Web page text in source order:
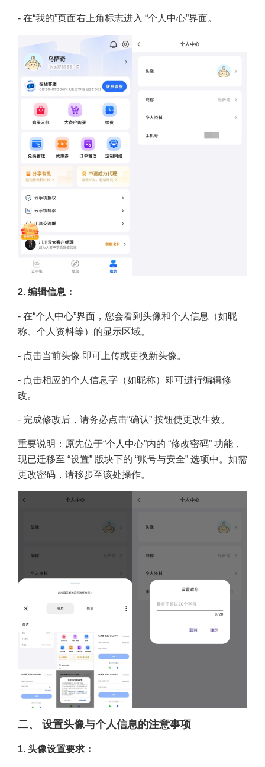
- 在“我的”页面右上角标志进入 “个人中心”界面。
2. 编辑信息：
- 在“个人中心”界面，您会看到头像和个人信息（如昵
称、个人资料等）的显示区域。
- 点击当前头像 即可上传或更换新头像。
- 点击相应的个人信息字（如昵称）即可进行编辑修
改。
- 完成修改后，请务必点击“确认” 按钮使更改生效。
重要说明：原先位于“个人中心”内的 “修改密码” 功能，
现已迁移至 “设置” 版块下的 “账号与安全” 选项中。如需
更改密码，请移步至该处操作。
二、 设置头像与个人信息的注意事项
1. 头像设置要求：